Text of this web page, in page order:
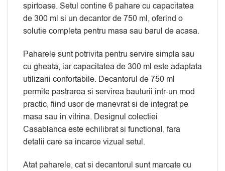
spirtoase. Setul contine 6 pahare cu capacitatea
de 300 ml si un decantor de 750 ml, oferind o
solutie completa pentru masa sau barul de acasa.
Paharele sunt potrivita pentru servire simpla sau
cu gheata, iar capacitatea de 300 ml este adaptata
utilizarii confortabile. Decantorul de 750 ml
permite pastrarea si servirea bauturii intr-un mod
practic, fiind usor de manevrat si de integrat pe
masa sau in vitrina. Designul colectiei
Casablanca este echilibrat si functional, fara
detalii care sa incarce vizual setul.
Atat paharele, cat si decantorul sunt marcate cu